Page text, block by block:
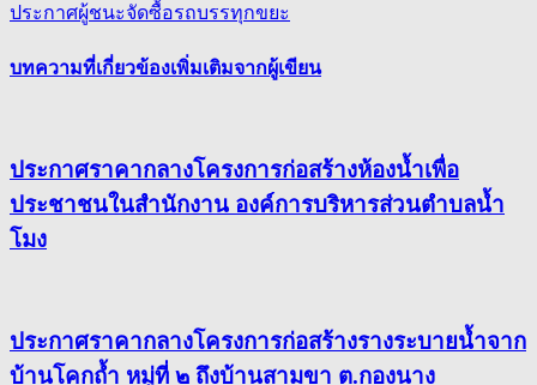
ประกาศผู้ชนะจัดซื้อรถบรรทุกขยะ
บทความที่เกี่ยวข้องเพิ่มเติมจากผู้เขียน
ประกาศราคากลางโครงการก่อสร้างห้องน้ำเพื่อ
ประชาชนในสำนักงาน องค์การบริหารส่วนตำบลน้ำ
โมง
ประกาศราคากลางโครงการก่อสร้างรางระบายน้ำจาก
บ้านโคกถ้ำ หมู่ที่ ๒ ถึงบ้านสามขา ต.กองนาง